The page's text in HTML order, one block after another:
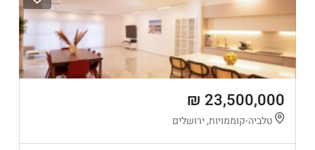
23,500,000 ₪
טלביה-קוממויות, ירושלים